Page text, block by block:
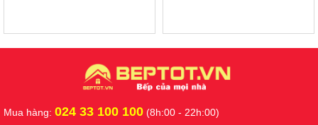
Mua hàng: 024 33 100 100 (8h:00 - 22h:00)